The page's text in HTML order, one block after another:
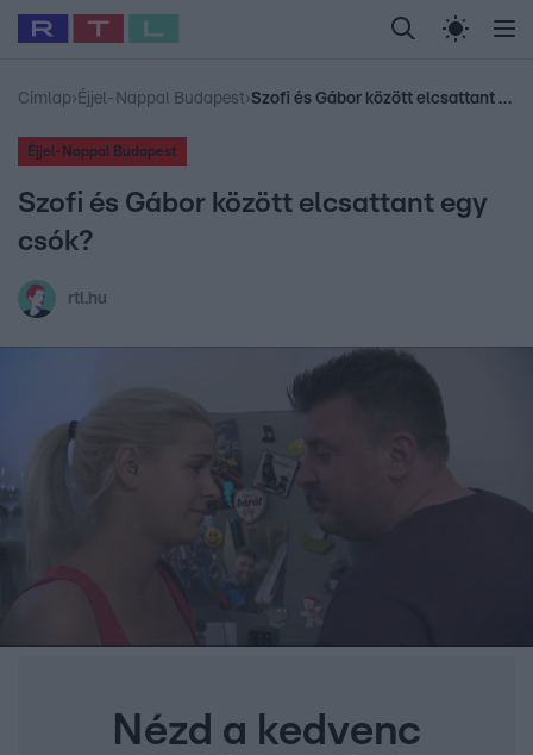
Legfrissebb RTL Híradó Randi Celeb vagyok,
Babits Marcella Most Wanted Gallusz
Címlap› Éjjel-Nappal Budapest› Szofi és Gábor között elcsattant egy csók?
Éjjel-Nappal Budapest
Szofi és Gábor között elcsattant egy
csók?
rtl.hu
Nézd a kedvenc